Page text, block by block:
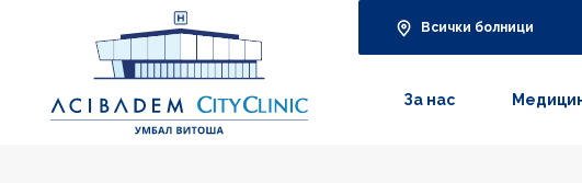
Всички болници
За нас